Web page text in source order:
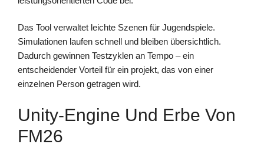
Das Tool verwaltet leichte Szenen für Jugendspiele.
Simulationen laufen schnell und bleiben übersichtlich.
Dadurch gewinnen Testzyklen an Tempo – ein
entscheidender Vorteil für ein projekt, das von einer
einzelnen Person getragen wird.
Unity-Engine Und Erbe Von
FM26